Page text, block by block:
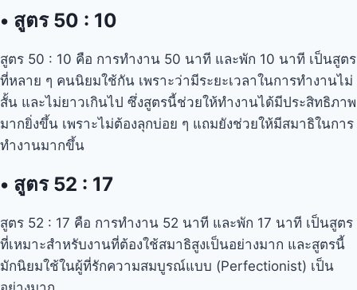
• สูตร 50 : 10
สูตร 50 : 10 คือ การทำงาน 50 นาที และพัก 10 นาที เป็นสูตร
ที่หลาย ๆ คนนิยมใช้กัน เพราะว่ามีระยะเวลาในการทำงานไม่
สั้น และไม่ยาวเกินไป ซึ่งสูตรนี้ช่วยให้ทำงานได้มีประสิทธิภาพ
มากยิ่งขึ้น เพราะไม่ต้องลุกบ่อย ๆ แถมยังช่วยให้มีสมาธิในการ
ทำงานมากขึ้น
• สูตร 52 : 17
สูตร 52 : 17 คือ การทำงาน 52 นาที และพัก 17 นาที เป็นสูตร
ที่เหมาะสำหรับงานที่ต้องใช้สมาธิสูงเป็นอย่างมาก และสูตรนี้
มักนิยมใช้ในผู้ที่รักความสมบูรณ์แบบ (Perfectionist) เป็น